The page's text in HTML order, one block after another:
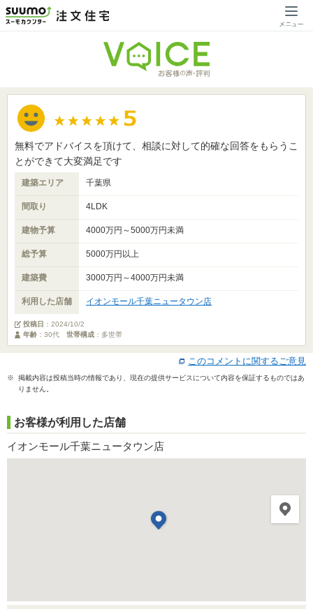
無料でアドバイスを頂けて、相談に対して的確な回答をもらうこ
とができて大変満足です
建築エリア 千葉県
間取り 4LDK
建物予算 4000万円～5000万円未満
総予算 5000万円以上
建築費 3000万円～4000万円未満
利用した店舗 イオンモール千葉ニュータウン店
投稿日 ： 2024/10/2
年齢 ：30代 世帯構成 ：多世帯
このコメントに関するご意見
※ 掲載内容は投稿当時の情報であり、現在の提供サービスについて内容を保証するものではあ
りません。
お客様が利用した店舗
イオンモール千葉ニュータウン店